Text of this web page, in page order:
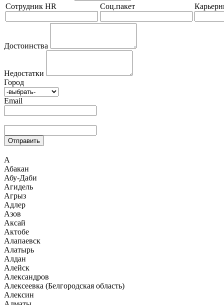
Сотрудник HR
Соц.пакет
Достоинства
Недостатки
Город
Email
Отправить
А
Абакан
Абу-Даби
Агидель
Агрыз
Адлер
Азов
Аксай
Актобе
Алапаевск
Алатырь
Алдан
Алейск
Александров
Алексеевка (Белгородская область)
Алексин